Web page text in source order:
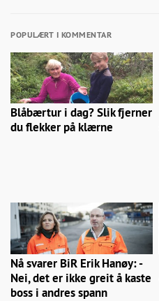
POPULÆRT I KOMMENTAR
Blåbærtur i dag? Slik fjerner
du flekker på klærne
Nå svarer BiR Erik Hanøy: -
Nei, det er ikke greit å kaste
boss i andres spann